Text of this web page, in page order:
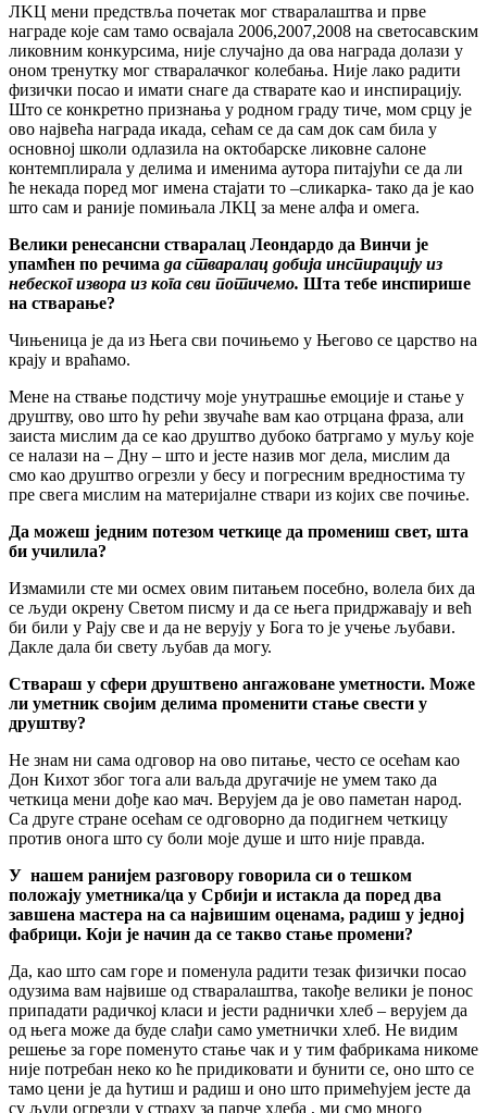
ЛKЦ мени предствља почетак мог стваралаштва и прве
награде које сам тамо освајала 2006,2007,2008 на светосавским
ликовним конкурсима, није случајно да ова награда долази у
оном тренутку мог стваралачког колебања. Није лако радити
физички посао и имати снаге да стварате као и инспирацију.
Што се конкретно признања у родном граду тиче, мом срцу је
ово највећа награда икада, сећам се да сам док сам била у
основној школи одлазила на октобарске ликовне салоне
контемплирала у делима и именима аутора питајући се да ли
ће некада поред мог имена стајати то –сликарка- тако да је као
што сам и раније помињала ЛКЦ за мене алфа и омега.
Велики ренесансни стваралац Леондардо да Винчи је
упамћен по речима да стваралац добија инспирацију из
небеског извора из кога сви потичемо. Шта тебе инспирише
на стварање?
Чињеница је да из Њега сви почињемо у Његово се царство на
крају и враћамо.
Мене на ствање подстичу моје унутрашње емоције и стање у
друштву, ово што ћу рећи звучаће вам као отрцана фраза, али
заиста мислим да се као друштво дубоко батргамо у муљу које
се налази на – Дну – што и јесте назив мог дела, мислим да
смо као друштво огрезли у бесу и погресним вредностима ту
пре свега мислим на материјалне ствари из којих све почиње.
Да можеш једним потезом четкице да промениш свет, шта
би училила?
Измамили сте ми осмех овим питањем посебно, волела бих да
се људи окрену Светом писму и да се њега придржавају и већ
би били у Рају све и да не верују у Бога то је учење љубави.
Дакле дала би свету љубав да могу.
Ствараш у сфери друштвено ангажоване уметности. Може
ли уметник својим делима променити стање свести у
друштву?
Не знам ни сама одговор на ово питање, често се осећам као
Дон Кихот због тога али ваљда другачије не умем тако да
четкица мени дође као мач. Верујем да је ово паметан народ.
Са друге стране осећам се одговорно да подигнем четкицу
против онога што су боли моје душе и што није правда.
У нашем ранијем разговору говорила си о тешком
положају уметника/ца у Србији и истакла да поред два
завшена мастера на са највишим оценама, радиш у једној
фабрици. Који је начин да се такво стање промени?
Да, као што сам горе и поменула радити тезак физички посао
одузима вам највише од стваралаштва, такође велики је понос
припадати радичкој класи и јести раднички хлеб – верујем да
од њега може да буде слађи само уметнички хлеб. Не видим
решење за горе поменуто стање чак и у тим фабрикама никоме
није потребан неко ко ће придиковати и бунити се, оно што се
тамо цени је да ћутиш и радиш и оно што примећујем јесте да
су људи огрезли у страху за парче хлеба , ми смо много